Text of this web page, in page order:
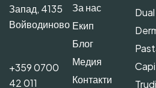
Запад, 4135
Войводиново
+359 0700
42 011
За нас
Екип
Блог
Медия
Контакти
Trudi